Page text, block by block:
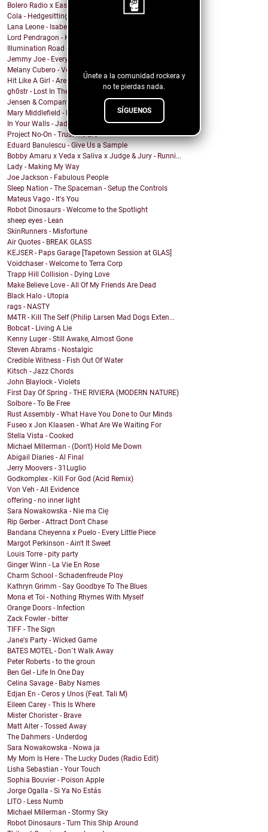
Únete a la comunidad rockera y
no te pierdas nada.
SÍGUENOS
Bolero Radio x Easy Love - Forest of Winter
Cola - Hedgesitting
Lana Leone - Isabell
Lord Pendragon - King Kong
Illumination Road - The Modern World
Jemmy Joe - Everybody!
Melany Cubero - Veloz
Hit Like A Girl - Are You In Love (feat. Zayna You...
gh0str - Lost In The Light
Jensen & Company - Heaven Country (feat. Heidi Jen...
Mary Middlefield - Milk
In Your Walls - Jaded
Project No-On - Trust Me Bro
Eduard Banulescu - Give Us a Sample
Bobby Amaru x Veda x Saliva x Judge & Jury - Runni...
Lady - Making My Way
Joe Jackson - Fabulous People
Sleep Nation - The Spaceman - Setup the Controls
Mateus Vago - It's You
Robot Dinosaurs - Welcome to the Spotlight
sheep eyes - Lean
SkinRunners - Misfortune
Air Quotes - BREAK GLASS
KEJSER - Paps Garage [Tapetown Session at GLAS]
Voidchaser - Welcome to Terra Corp
Trapp Hill Collision - Dying Love
Make Believe Love - All Of My Friends Are Dead
Black Halo - Utopia
rags - NASTY
M4TR - Kill The Self (Philip Larsen Mad Dogs Exten...
Bobcat - Living A Lie
Kenny Luger - Still Awake, Almost Gone
Steven Abrams - Nostalgic
Credible Witness - Fish Out Of Water
Kitsch - Jazz Chords
John Blaylock - Violets
First Day Of Spring - THE RIVIERA (MODERN NATURE)
Solbore - To Be Free
Rust Assembly - What Have You Done to Our Minds
Fuseo x Jon Klaasen - What Are We Waiting For
Stella Vista - Cooked
Michael Millerman - (Don't) Hold Me Down
Abigail Diaries - Al Final
Jerry Moovers - 31Luglio
Godkomplex - Kill For God (Acid Remix)
Von Veh - All Evidence
offering - no inner light
Sara Nowakowska - Nie ma Cię
Rip Gerber - Attract Don't Chase
Bandana Cheyenna x Puelo - Every Little Piece
Margot Perkinson - Ain't It Sweet
Louis Torre - pity party
Ginger Winn - La Vie En Rose
Charm School - Schadenfreude Ploy
Kathryn Grimm - Say Goodbye To The Blues
Mona et Toi - Nothing Rhymes With Myself
Orange Doors - Infection
Zack Fowler - bitter
TIFF - The Sign
Jane's Party - Wicked Game
BATES MOTEL - Don´t Walk Away
Peter Roberts - to the groun
Ben Gel - Life In One Day
Celina Savage - Baby Names
Edjan En - Ceros y Unos (Feat. Tali M)
Eileen Carey - This Is Where
Mister Chorister - Brave
Matt Alter - Tossed Away
The Dahmers - Underdog
Sara Nowakowska - Nowa ja
My Mom Is Here - The Lucky Dudes (Radio Edit)
Lisha Sebastian - Your Touch
Sophia Bouvier - Poison Apple
Jorge Ogalla - Si Ya No Estás
LITO - Less Numb
Michael Millerman - Stormy Sky
Robot Dinosaurs - Turn This Ship Around